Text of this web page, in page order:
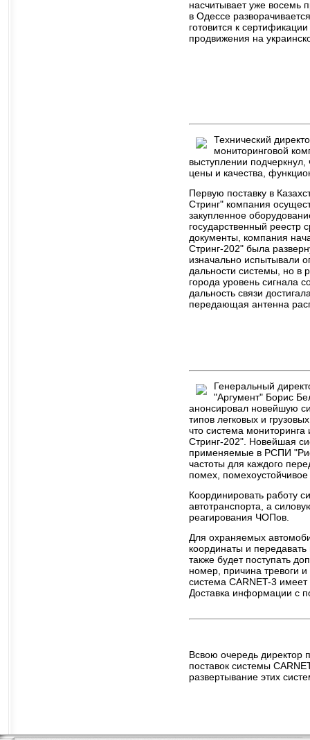
насчитывает уже восемь
в Одессе
готовится к
продвижения на
Технический
мониторинговой
выступлении
цены и качества,
Первую поставку в
Стринг" компания
закупленное
государственный
документы, компания
Стринг-202" была
изначально испытывали
дальности системы, но в
города уровень сигнала
дальность связи
передающая антенна
Генеральный
"Аргумент" Борис
анонсировал новейшую
типов легковых и
что система
Стринг-202". Новейшая
применяемые в РСПИ
частоты для каждого
помех,
Координировать работу
автотранспорта, а
реагирования ЧОПов.
Для охраняемых
координаты и
также будет поступать
номер, причина тревоги
система CARNET-3
Доставка информации с
Всвою очередь директор
поставок системы
развертывание этих